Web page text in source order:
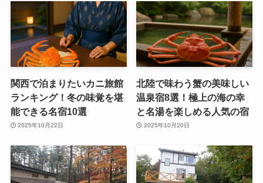
関西で泊まりたいカニ旅館
ランキング！冬の味覚を堪
能できる名宿10選
2025年10月22日
北陸で味わう蟹の美味しい
温泉宿8選！極上の海の幸
と名湯を楽しめる人気の宿
2025年10月20日